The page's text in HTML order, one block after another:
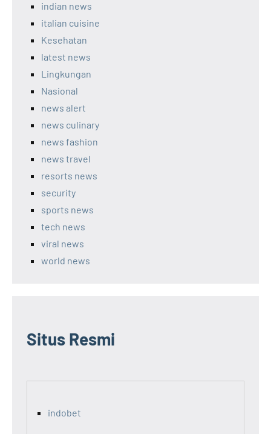
indian news
italian cuisine
Kesehatan
latest news
Lingkungan
Nasional
news alert
news culinary
news fashion
news travel
resorts news
security
sports news
tech news
viral news
world news
Situs Resmi
indobet